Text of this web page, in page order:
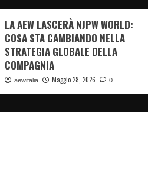
LA AEW LASCERÀ NJPW WORLD:
COSA STA CAMBIANDO NELLA
STRATEGIA GLOBALE DELLA
COMPAGNIA
aewitalia Maggio 28, 2026 0